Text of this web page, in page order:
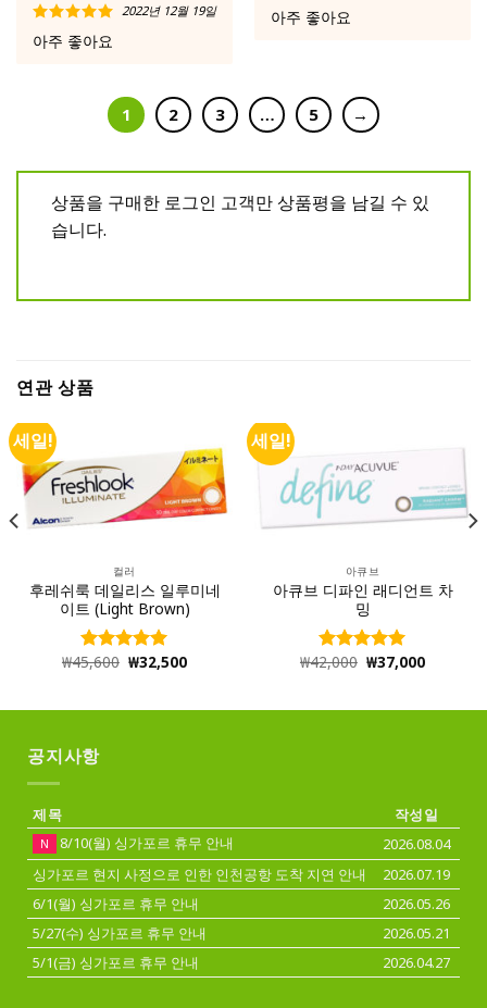
5 중에서5
로 평가됨
2022년 12월 19일
아주 좋아요
5 중에서5
로 평가됨
아주 좋아요
1 2 3 … 5 →
상품을 구매한 로그인 고객만 상품평을 남길 수 있
습니다.
연관 상품
세일!
컬러
후레쉬룩 데일리스 일루미네
이트 (Light Brown)
5 중에서
₩45,600 ₩32,500
세일!
아큐브
아큐브 디파인 래디언트 차
밍
5 중에서
₩42,000 ₩37,000
공지사항
제목 작성일
N 8/10(월) 싱가포르 휴무 안내
2026.08.04
싱가포르 현지 사정으로 인한 인천공항 도착 지연 안내
2026.07.19
6/1(월) 싱가포르 휴무 안내
2026.05.26
5/27(수) 싱가포르 휴무 안내
2026.05.21
5/1(금) 싱가포르 휴무 안내
2026.04.27